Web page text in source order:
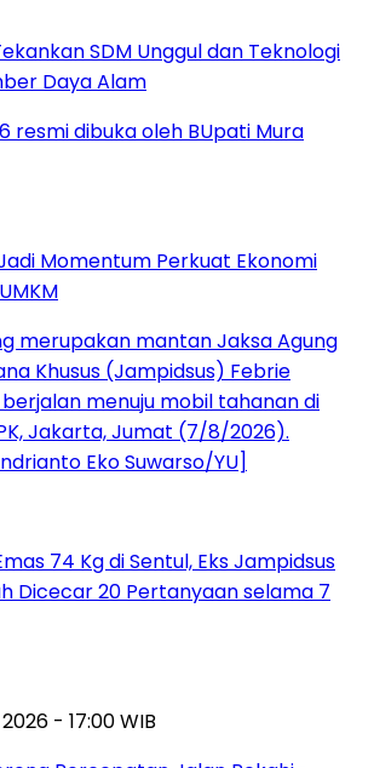
SDM Unggul dan Teknologi
Daya Alam
Momentum Perkuat Ekonomi
74 Kg di Sentul, Eks Jampidsus
Dicecar 20 Pertanyaan selama 7
- 17:00 WIB